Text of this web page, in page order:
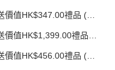
值HK$347.00禮品 (贈
價值HK$1,399.00禮品
值HK$456.00禮品 (贈